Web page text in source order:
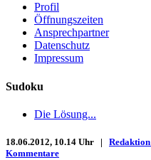
Profil
Öffnungszeiten
Ansprechpartner
Datenschutz
Impressum
Sudoku
Die Lösung...
18.06.2012, 10.14 Uhr | Redaktion
Kommentare